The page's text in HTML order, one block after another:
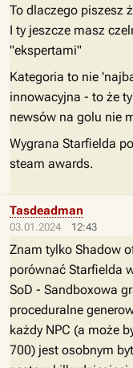
To dlaczego piszesz
I ty jeszcze masz
"ekspertami"
Kategoria to nie
innowacyjna - to że
newsów na golu nie
Wygrana Starfielda
steam awards.
03.01.2024 12:43
Tasdeadman
Znam tylko Shadow
porównać Starfielda
SoD - Sandboxowa
proceduralne
każdy NPC (a może
700) jest osobnym